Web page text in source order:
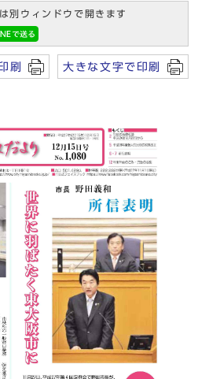
別ウィンドウで開きます
刷 大きな文字で印刷